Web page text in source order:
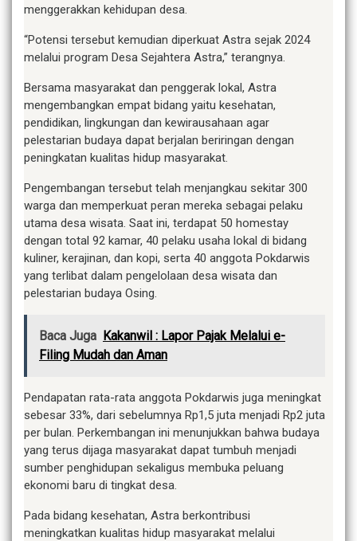
menggerakkan kehidupan desa.
“Potensi tersebut kemudian diperkuat Astra sejak 2024
melalui program Desa Sejahtera Astra,” terangnya.
Bersama masyarakat dan penggerak lokal, Astra
mengembangkan empat bidang yaitu kesehatan,
pendidikan, lingkungan dan kewirausahaan agar
pelestarian budaya dapat berjalan beriringan dengan
peningkatan kualitas hidup masyarakat.
Pengembangan tersebut telah menjangkau sekitar 300
warga dan memperkuat peran mereka sebagai pelaku
utama desa wisata. Saat ini, terdapat 50 homestay
dengan total 92 kamar, 40 pelaku usaha lokal di bidang
kuliner, kerajinan, dan kopi, serta 40 anggota Pokdarwis
yang terlibat dalam pengelolaan desa wisata dan
pelestarian budaya Osing.
Baca Juga Kakanwil : Lapor Pajak Melalui e-
Filing Mudah dan Aman
Pendapatan rata-rata anggota Pokdarwis juga meningkat
sebesar 33%, dari sebelumnya Rp1,5 juta menjadi Rp2 juta
per bulan. Perkembangan ini menunjukkan bahwa budaya
yang terus dijaga masyarakat dapat tumbuh menjadi
sumber penghidupan sekaligus membuka peluang
ekonomi baru di tingkat desa.
Pada bidang kesehatan, Astra berkontribusi
meningkatkan kualitas hidup masyarakat melalui